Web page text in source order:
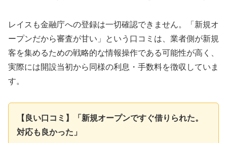
レイスも金融庁への登録は一切確認できません。「新規オ
ープンだから審査が甘い」という口コミは、業者側が新規
客を集めるための戦略的な情報操作である可能性が高く、
実際には開設当初から同様の利息・手数料を徴収していま
す。
【良い口コミ】「新規オープンですぐ借りられた。
対応も良かった」